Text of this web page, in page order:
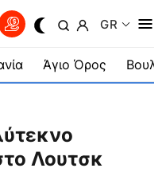
GR
Άγιο Όρος
Λουτσκ